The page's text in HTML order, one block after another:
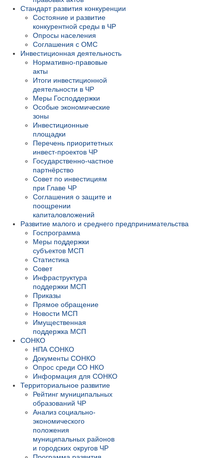
Стандарт развития конкуренции
Состояние и развитие
конкурентной среды в ЧР
Опросы населения
Соглашения с ОМС
Инвестиционная деятельность
Нормативно-правовые
акты
Итоги инвестиционной
деятельности в ЧР
Меры Господдержки
Особые экономические
зоны
Инвестиционные
площадки
Перечень приоритетных
инвест-проектов ЧР
Государственно-частное
партнёрство
Совет по инвестициям
при Главе ЧР
Соглашения о защите и
поощрении
капиталовложений
Развитие малого и среднего предпринимательства
Госпрограмма
Меры поддержки
субъектов МСП
Статистика
Совет
Инфраструктура
поддержки МСП
Приказы
Прямое обращение
Новости МСП
Имущественная
поддержка МСП
СОНКО
НПА СОНКО
Документы СОНКО
Опрос среди СО НКО
Информация для СОНКО
Территориальное развитие
Рейтинг муниципальных
образований ЧР
Анализ социально-
экономического
положения
муниципальных районов
и городских округов ЧР